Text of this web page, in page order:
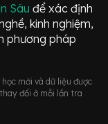
Sâuđể xác định
kinh nghiệm,
phương pháp
mới và dữ liệu được
đổi ở mỗi lần tra